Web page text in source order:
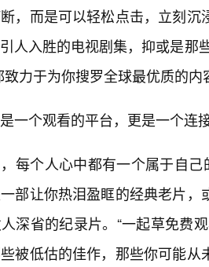
，而是可以轻松点击，立刻
人入胜的电视剧集，抑或是那
致力于为你搜罗全球最优质的内
一个观看的平台，更是一个连
每个人心中都有一个属于自
部让你热泪盈眶的经典老片
深省的纪录片。“一起草免费
被低估的佳作，那些你可能